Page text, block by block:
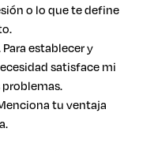
o lo que te define
Para establecer y
satisface mi
tu ventaja